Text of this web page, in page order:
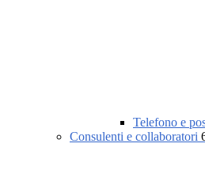
Telefono e
Consulenti e collaboratori